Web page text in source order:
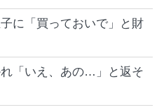
に「買っておいで」と財
「いえ、あの…」と返そ